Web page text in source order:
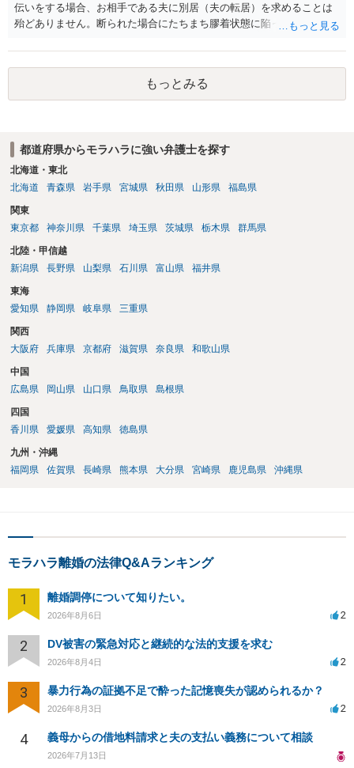
伝いをする場合、お相手である夫に別居（夫の転居）を求めることは
殆どありません。断られた場合にたちまち膠着状態に陥ってしまうの
高いためです。 実務的には、ご相談者さまが転居する形で離婚協議等
を進める選択を採らざるを得ないことが圧倒的多数です。
もっとみる
都道府県からモラハラに強い弁護士を探す
北海道・東北
北海道
青森県 岩手県 宮城県 秋田県 山形県 福島県
関東
東京都
神奈川県 千葉県 埼玉県 茨城県 栃木県 群馬県
北陸・甲信越
新潟県
長野県 山梨県 石川県 富山県 福井県
東海
愛知県
静岡県 岐阜県 三重県
関西
大阪府
兵庫県 京都府 滋賀県 奈良県 和歌山県
中国
広島県
岡山県 山口県 鳥取県 島根県
四国
香川県
愛媛県 高知県 徳島県
九州・沖縄
福岡県
佐賀県 長崎県 熊本県 大分県 宮崎県 鹿児島県 沖縄県
モラハラ離婚の法律Q&Aランキング
1 離婚調停について知りたい。
2026年8月6日 2
2 DV被害の緊急対応と継続的な法的支援を求む
2026年8月4日 2
3 暴力行為の証拠不足で酔った記憶喪失が認められるか？
2026年8月3日 2
4 義母からの借地料請求と夫の支払い義務について相談
2026年7月13日